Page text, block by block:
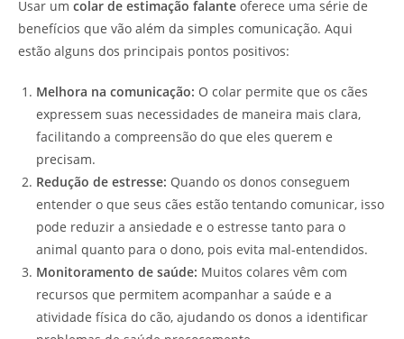
Usar um colar de estimação falante oferece uma série de
benefícios que vão além da simples comunicação. Aqui
estão alguns dos principais pontos positivos:
Melhora na comunicação: O colar permite que os cães
expressem suas necessidades de maneira mais clara,
facilitando a compreensão do que eles querem e
precisam.
Redução de estresse: Quando os donos conseguem
entender o que seus cães estão tentando comunicar, isso
pode reduzir a ansiedade e o estresse tanto para o
animal quanto para o dono, pois evita mal-entendidos.
Monitoramento de saúde: Muitos colares vêm com
recursos que permitem acompanhar a saúde e a
atividade física do cão, ajudando os donos a identificar